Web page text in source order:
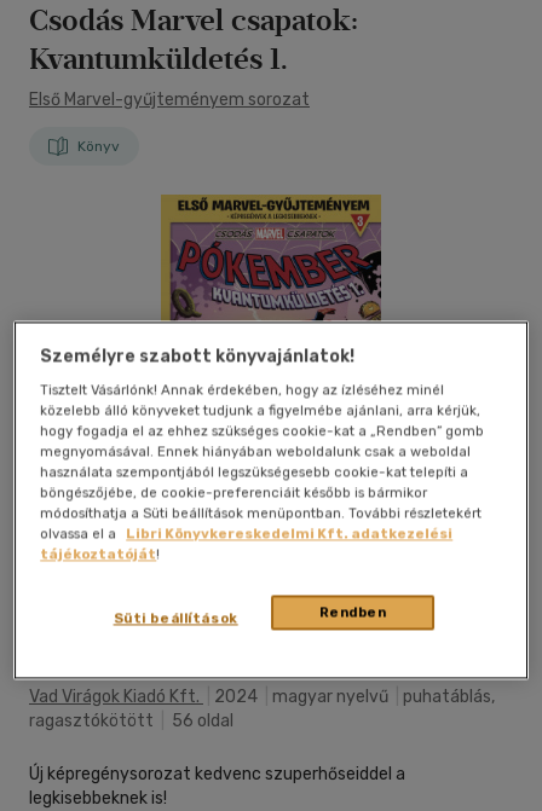
Csodás Marvel csapatok:
Kvantumküldetés 1.
Első Marvel-gyűjteményem sorozat
Könyv
Kívánságlistához adom
Vad Virágok Kiadó Kft. 2024 magyar nyelvű
puhatáblás,
ragasztókötött
56 oldal
Új képregénysorozat kedvenc szuperhőseiddel a
legkisebbeknek is!
Személyre szabott könyvajánlatok!
Tisztelt Vásárlónk! Annak érdekében, hogy az ízléséhez minél
közelebb álló könyveket tudjunk a figyelmébe ajánlani, arra kérjük,
hogy fogadja el az ehhez szükséges cookie-kat a „Rendben” gomb
megnyomásával. Ennek hiányában weboldalunk csak a weboldal
használata szempontjából legszükségesebb cookie-kat telepíti a
böngészőjébe, de cookie-preferenciáit később is bármikor
módosíthatja a Süti beállítások menüpontban. További részletekért
olvassa el a
Libri Könyvkereskedelmi Kft. adatkezelési
tájékoztatóját!
Rendben
Süti beállítások